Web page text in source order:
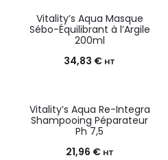
Vitality’s Aqua Masque
Sébo-Équilibrant à l’Argile
200ml
34,83 € HT
Vitality’s Aqua Re-Integra
Shampooing Péparateur
Ph 7,5
21,96 € HT